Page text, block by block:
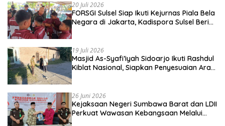
20 Juli 2026
FORSGI Sulsel Siap Ikuti Kejurnas Piala Bela
Negara di Jakarta, Kadispora Sulsel Beri
19 Juli 2026
Masjid As-Syafi’iyah Sidoarjo Ikuti Rashdul
Kiblat Nasional, Siapkan Penyesuaian Arah
26 Juni 2026
Kejaksaan Negeri Sumbawa Barat dan LDII
Perkuat Wawasan Kebangsaan Melalui